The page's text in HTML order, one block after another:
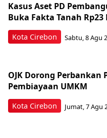
Kota Cirebon
Kasus Aset PD
Buka Fakta Tanah
Sabtu, 8 Agu
Kota Cirebon
OJK Dorong Perbankan
Pembiayaan UMKM
Jumat, 7 Agu